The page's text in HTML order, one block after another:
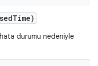
Time)
hata durumu nedeniyle